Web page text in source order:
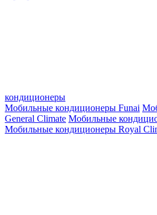
кондиционеры
Мобильные кондиционеры Funai
General Climate Мобильные
Мобильные кондиционеры Royal